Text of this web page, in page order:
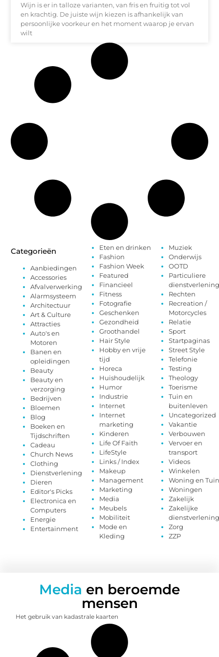
Wijn is er in talloze varianten, van fris en fruitig tot vol
en krachtig. De juiste wijn kiezen is afhankelijk van
persoonlijke voorkeur en het moment waarop je ervan
wilt
Categorieën
Aanbiedingen
Accessories
Afvalverwerking
Alarmsysteem
Architectuur
Art & Culture
Attracties
Auto's en
Motoren
Banen en
opleidingen
Beauty
Beauty en
verzorging
Bedrijven
Bloemen
Blog
Boeken en
Tijdschriften
Cadeau
Church News
Clothing
Dienstverlening
Dieren
Editor's Picks
Electronica en
Computers
Energie
Entertainment
Eten en drinken
Fashion
Fashion Week
Featured
Financieel
Fitness
Fotografie
Geschenken
Gezondheid
Groothandel
Hair Style
Hobby en vrije
tijd
Horeca
Huishoudelijk
Humor
Industrie
Internet
Internet
marketing
Kinderen
Life Of Faith
LifeStyle
Links / Index
Makeup
Management
Marketing
Media
Meubels
Mobiliteit
Mode en
Kleding
Muziek
Onderwijs
OOTD
Particuliere
dienstverlening
Rechten
Recreation /
Motorcycles
Relatie
Sport
Startpaginas
Street Style
Telefonie
Testing
Theology
Toerisme
Tuin en
buitenleven
Uncategorized
Vakantie
Verbouwen
Vervoer en
transport
Videos
Winkelen
Woning en Tuin
Woningen
Zakelijk
Zakelijke
dienstverlening
Zorg
ZZP
Media en beroemde
mensen
Het gebruik van kadastrale kaarten